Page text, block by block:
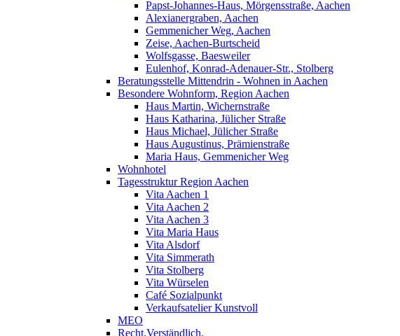
Papst-Johannes-Haus, Mörgensstraße, Aachen
Alexianergraben, Aachen
Gemmenicher Weg, Aachen
Zeise, Aachen-Burtscheid
Wolfsgasse, Baesweiler
Eulenhof, Konrad-Adenauer-Str., Stolberg
Beratungsstelle Mittendrin - Wohnen in Aachen
Besondere Wohnform, Region Aachen
Haus Martin, Wichernstraße
Haus Katharina, Jülicher Straße
Haus Michael, Jülicher Straße
Haus Augustinus, Prämienstraße
Maria Haus, Gemmenicher Weg
Wohnhotel
Tagesstruktur Region Aachen
Vita Aachen 1
Vita Aachen 2
Vita Aachen 3
Vita Maria Haus
Vita Alsdorf
Vita Simmerath
Vita Stolberg
Vita Würselen
Café Sozialpunkt
Verkaufsatelier Kunstvoll
MEO
Recht.Verständlich.